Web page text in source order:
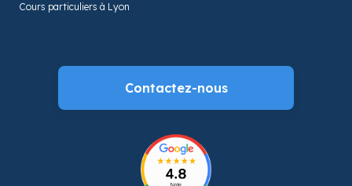
Cours particuliers à Lyon
Contactez-nous